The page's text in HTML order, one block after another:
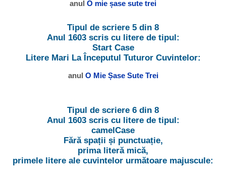
anul O mie șase sute trei
Tipul de scriere 5 din 8
Anul 1603 scris cu litere de tipul:
Start Case
Litere Mari La Începutul Tuturor Cuvintelor:
anul O Mie Șase Sute Trei
Tipul de scriere 6 din 8
Anul 1603 scris cu litere de tipul:
camelCase
Fără spații și punctuație,
prima literă mică,
primele litere ale cuvintelor următoare majuscule: